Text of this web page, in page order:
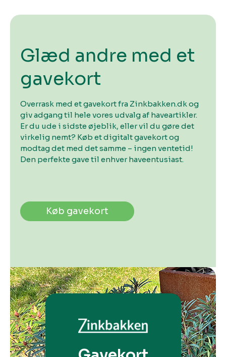
Glæd andre med et
gavekort
Overrask med et gavekort fra Zinkbakken.dk og
giv adgang til hele vores udvalg af haveartikler.
Er du ude i sidste øjeblik, eller vil du gøre det
virkelig nemt? Køb et digitalt gavekort og
modtag det med det samme – ingen ventetid!
Den perfekte gave til enhver haveentusiast.
Køb gavekort